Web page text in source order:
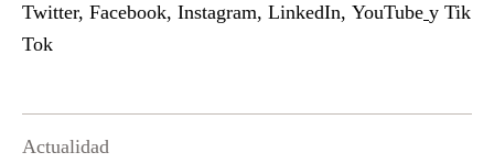
Twitter, Facebook, Instagram, LinkedIn, YouTube y Tik
Tok
Actualidad